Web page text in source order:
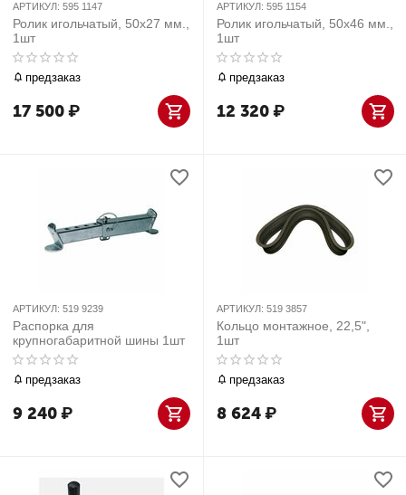
АРТИКУЛ: 595 1147
Ролик игольчатый, 50х27 мм.,
1шт
предзаказ
17 500₽
АРТИКУЛ: 595 1154
Ролик игольчатый, 50х46 мм.,
1шт
предзаказ
12 320₽
АРТИКУЛ: 519 9239
Распорка для
крупногабаритной шины 1шт
предзаказ
9 240₽
АРТИКУЛ: 519 3857
Кольцо монтажное, 22,5",
1шт
предзаказ
8 624₽